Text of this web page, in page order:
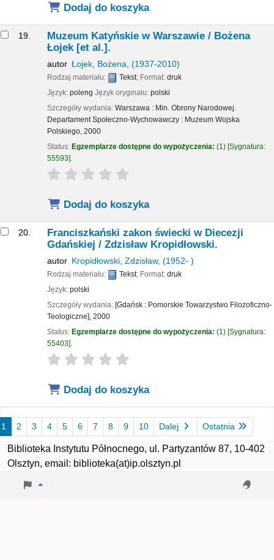
Dodaj do koszyka
19. Muzeum Katyńskie w Warszawie / Bożena
Łojek [et al.].
autor Łojek, Bożena , (1937-2010)
Rodzaj materiału: Tekst; Format: druk
Język: poleng Język oryginału: polski
Szczegóły wydania: Warszawa : Min. Obrony Narodowej.
Departament Społeczno-Wychowawczy : Muzeum Wojska
Polskiego, 2000
Status: Egzemplarze dostępne do wypożyczenia: (1) Sygnatura:
55593 .
star rating
Dodaj do koszyka
20.
Franciszkański zakon świecki w Diecezji
Gdańskiej / Zdzisław Kropidłowski.
autor Kropidłowski, Zdzisław, (1952- )
Rodzaj materiału: Tekst; Format: druk
Język: polski
Szczegóły wydania: [Gdańsk : Pomorskie Towarzystwo Filozoficzno-
Teologiczne], 2000
Status: Egzemplarze dostępne do wypożyczenia: (1) Sygnatura:
55403 .
star rating
Dodaj do koszyka
1 2 3 4 5 6 7 8 9 10 Dalej Ostatnia
Biblioteka Instytutu Północnego, ul. Partyzantów 87, 10-402
Olsztyn, email: biblioteka(at)ip.olsztyn.pl